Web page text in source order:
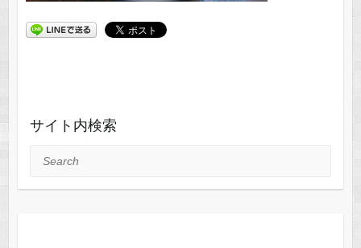
サイト内検索
Search